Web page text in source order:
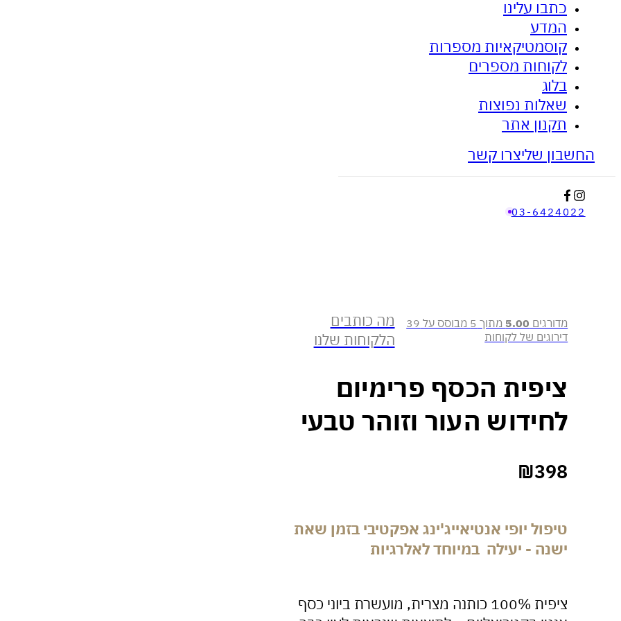
ציפית האבץ - לאקנה ובעיות עור
כתבו עלינו
המדע
קוסמטיקאיות מספרות
לקוחות מספרים
בלוג
שאלות נפוצות
תקנון אתר
החשבון שליצרו קשר
03-6424022
מדורגים 5.00 מתוך 5 מבוסס על
39
דירוגים של לקוחות
מה כותבים
הלקוחות שלנו
ציפית הכסף פרימיום
לחידוש העור וזוהר טבעי
₪398
טיפול יופי אנטיאייג'ינג אפקטיבי בזמן שאת
ישנה - יעילה במיוחד לאלרגיות
ציפית 100% כותנה מצרית, מועשרת ביוני כסף